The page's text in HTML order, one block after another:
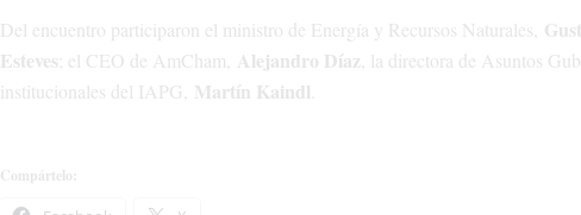
Del encuentro participaron el ministro de Energía y Recursos Naturales,
Esteves ; el CEO de AmCham, Alejandro Díaz , la directora de Asuntos
institucionales del IAPG, Martín Kaindl
Compártelo: